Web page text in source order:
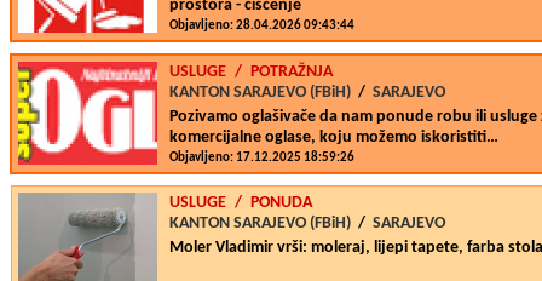
prostora - čišćenje
Objavljeno: 28.04.2026 09:43:44
USLUGE / POTRAŽNJA
KANTON SARAJEVO (FBiH) / SARAJEVO
Pozivamo oglašivače da nam ponude robu ili
komercijalne oglase, koju možemo iskoristiti…
Objavljeno: 17.12.2025 18:59:26
USLUGE / PONUDA
KANTON SARAJEVO (FBiH) / SARAJEVO
Moler Vladimir vrši: moleraj, lijepi tapete, farba